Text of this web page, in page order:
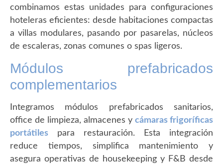
combinamos estas unidades para configuraciones
hoteleras eficientes: desde habitaciones compactas
a villas modulares, pasando por pasarelas, núcleos
de escaleras, zonas comunes o spas ligeros.
Módulos prefabricados
complementarios
Integramos módulos prefabricados sanitarios,
office de limpieza, almacenes y cámaras frigoríficas
portátiles para restauración. Esta integración
reduce tiempos, simplifica mantenimiento y
asegura operativas de housekeeping y F&B desde